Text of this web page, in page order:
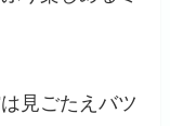
見ごたえバツ